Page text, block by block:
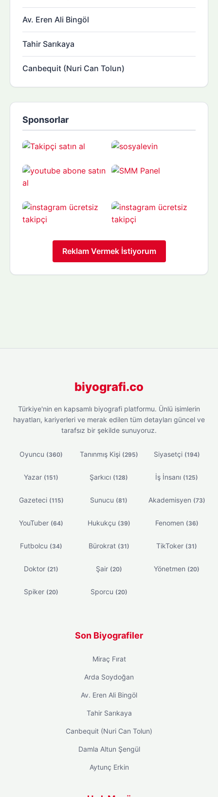
Av. Eren Ali Bingöl
Tahir Sarıkaya
Canbequit (Nuri Can Tolun)
Sponsorlar
Reklam Vermek İstiyorum
biyografi.co
Türkiye'nin en kapsamlı biyografi platformu. Ünlü isimlerin
hayatları, kariyerleri ve merak edilen tüm detayları güncel ve
tarafsız bir şekilde sunuyoruz.
Oyuncu (360) Tanınmış Kişi (295) Siyasetçi (194)
Yazar (151) Şarkıcı (128) İş İnsanı (125)
Gazeteci (115) Sunucu (81) Akademisyen (73)
YouTuber (64) Hukukçu (39) Fenomen (36)
Futbolcu (34) Bürokrat (31) TikToker (31)
Doktor (21) Şair (20) Yönetmen (20)
Spiker (20) Sporcu (20)
Son Biyografiler
Miraç Fırat
Arda Soydoğan
Av. Eren Ali Bingöl
Tahir Sarıkaya
Canbequit (Nuri Can Tolun)
Damla Altun Şengül
Aytunç Erkin